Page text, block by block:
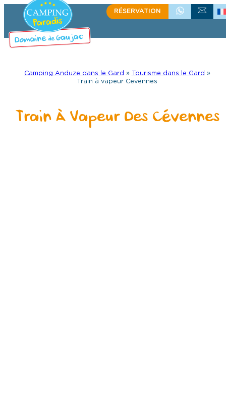
contenu
RÉSERVATION+33(0)4 66 61 67 57
ÉCRIVEZ-
Camping Anduze dans le Gard » Tourisme dans le Gard »
Train à vapeur Cevennes
Train À Vapeur Des Cévennes